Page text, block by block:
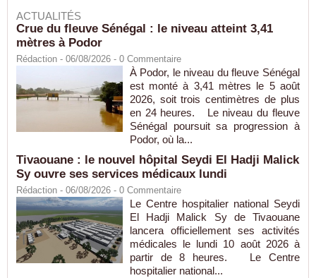
ACTUALITÉS
Crue du fleuve Sénégal : le niveau atteint 3,41
mètres à Podor
Rédaction - 06/08/2026 - 0 Commentaire
À Podor, le niveau du fleuve Sénégal
est monté à 3,41 mètres le 5 août
2026, soit trois centimètres de plus
en 24 heures. Le niveau du fleuve
Sénégal poursuit sa progression à
Podor, où la...
Tivaouane : le nouvel hôpital Seydi El Hadji Malick
Sy ouvre ses services médicaux lundi
Rédaction - 06/08/2026 - 0 Commentaire
Le Centre hospitalier national Seydi
El Hadji Malick Sy de Tivaouane
lancera officiellement ses activités
médicales le lundi 10 août 2026 à
partir de 8 heures. Le Centre
hospitalier national...